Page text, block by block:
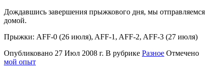
Дождавшись завершения прыжкового дня, мы отправляемся
домой.
Прыжки: AFF-0 (26 июля), AFF-1, AFF-2, AFF-3 (27 июля)
Опубликовано 27 Июл 2008 г. В рубрике Разное Отмечено
мой опыт